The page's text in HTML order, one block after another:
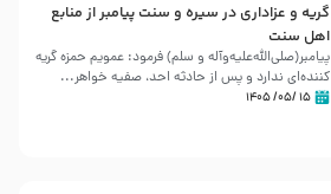
گریه و عزاداری در سیره و سنت پیامبر از منابع
اهل سنت
پیامبر(صلی‌الله‌علیه‌وآله و سلم) فرمود: عمویم حمزه گریه
کننده‌ای ندارد و پس از حادثه احد، صفیه خواهر...
۱۵ /۰۵/ ۱۴۰۵